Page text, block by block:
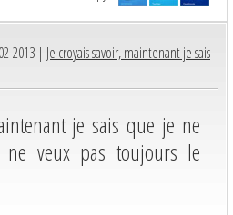
2013 | Je croyais savoir, maintenant je sais
je sais que je ne
veux pas toujours le